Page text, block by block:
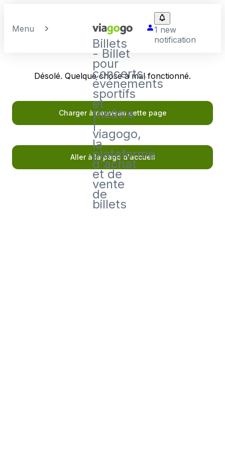
Menu
Billets
- Billet
pour
concerts,
événements
sportifs
et
théâtre
|
viagogo,
la
plateforme
d'achat
et de
vente
de
billets
1 new
notification
Désolé. Quelque chose a mal fonctionné.
Charger à nouveau cette page
Aller à la page d'accueil